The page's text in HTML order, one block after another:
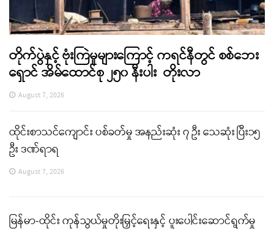
တိုက်ပွဲနှင့် ဗုံးကြဲမှုများကြောင့် ကရင်နီတွင် စစ်ဘေး
ရှောင် အိမ်ထောင်စု ၂၅၀ နီးပါး တိုးလာ
August 7, 2026
ထိုင်းစာသင်ကျောင်း ပစ်ခတ်မှု အနည်းဆုံး ၇ ဦး သေဆုံး ပြီး၁၅
ဦး ဒဏ်ရာရ
August 7, 2026
မြန်မာ-ထိုင်း ကုန်သွယ်မှုတိုးမြှင့်ရေးနှင့် ပူးပေါင်းဆောင်ရွက်မှု